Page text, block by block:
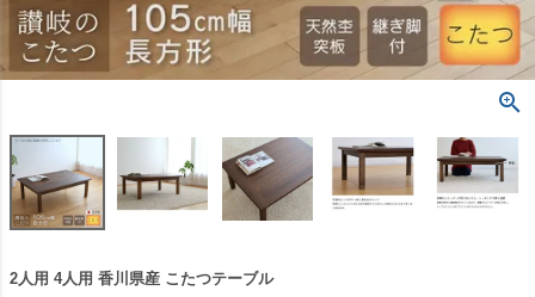
2人用 4人用 香川県産 こたつテーブル